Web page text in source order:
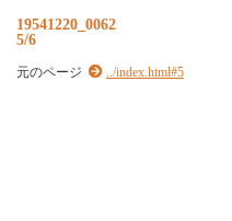
19541220_0062
5/6
元のページ ../index.html#5